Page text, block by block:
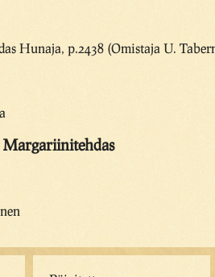
Hunaja, p.2438 (Omistaja U.